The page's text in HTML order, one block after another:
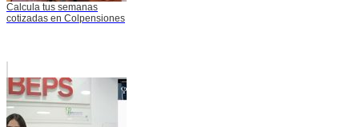
Calcula tus semanas
cotizadas en Colpensiones